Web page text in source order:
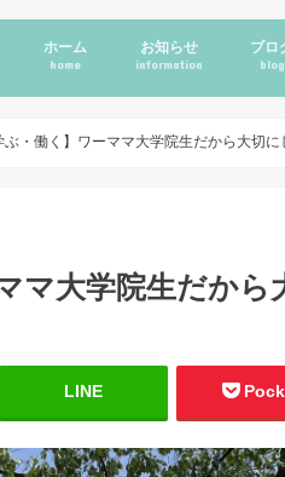
ホーム
home
お知らせ
information
ブロ
blog
ぶ・働く】ワーママ大学院生だから大切に
マ大学院生だから
LINE